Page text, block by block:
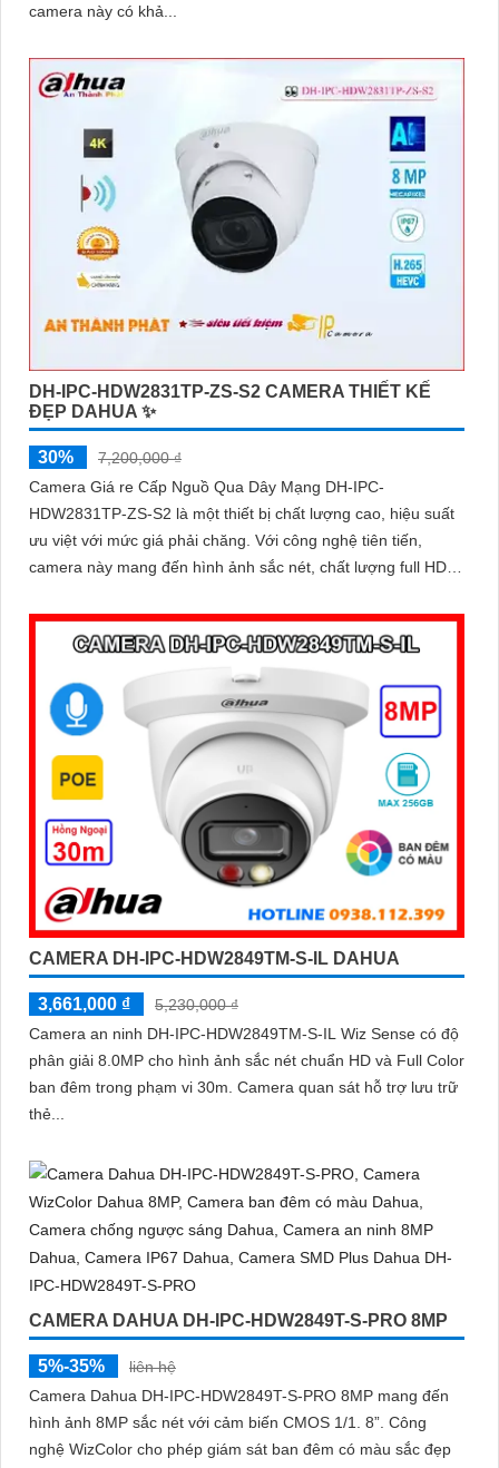
camera này có khả...
DH-IPC-HDW2831TP-ZS-S2 CAMERA THIẾT KẾ
ĐẸP DAHUA ✨
30%
7,200,000 ₫
Camera Giá re Cấp Nguồ Qua Dây Mạng DH-IPC-
HDW2831TP-ZS-S2 là một thiết bị chất lượng cao, hiệu suất
ưu việt với mức giá phải chăng. Với công nghệ tiên tiến,
camera này mang đến hình ảnh sắc nét, chất lượng full HD
CAMERA DH-IPC-HDW2849TM-S-IL DAHUA
3,661,000 ₫
5,230,000 ₫
Camera an ninh DH-IPC-HDW2849TM-S-IL Wiz Sense có độ
phân giải 8.0MP cho hình ảnh sắc nét chuẩn HD và Full Color
ban đêm trong phạm vi 30m. Camera quan sát hỗ trợ lưu trữ
thẻ...
CAMERA DAHUA DH-IPC-HDW2849T-S-PRO 8MP
5%-35%
liên hệ
Camera Dahua DH-IPC-HDW2849T-S-PRO 8MP mang đến
hình ảnh 8MP sắc nét với cảm biến CMOS 1/1. 8”. Công
nghệ WizColor cho phép giám sát ban đêm có màu sắc đẹp